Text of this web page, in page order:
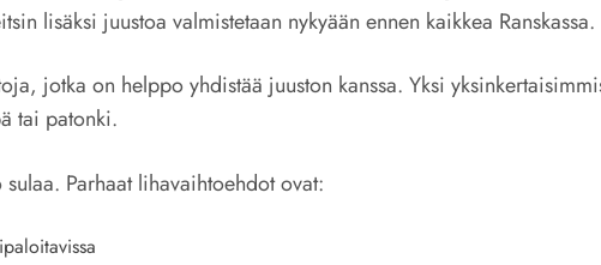
lisäksi juustoa valmistetaan nykyään ennen kaikkea Ranskassa.
jotka on helppo yhdistää juuston kanssa. Yksi
tai patonki.
Parhaat lihavaihtoehdot ovat: